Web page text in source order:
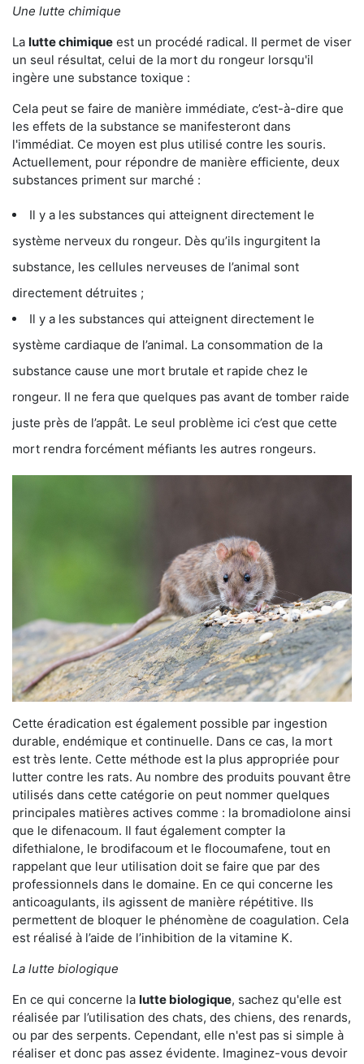
Une lutte chimique
La lutte chimique est un procédé radical. Il permet de viser
un seul résultat, celui de la mort du rongeur lorsqu'il
ingère une substance toxique :
Cela peut se faire de manière immédiate, c’est-à-dire que
les effets de la substance se manifesteront dans
l'immédiat. Ce moyen est plus utilisé contre les souris.
Actuellement, pour répondre de manière efficiente, deux
substances priment sur marché :
Il y a les substances qui atteignent directement le
système nerveux du rongeur. Dès qu’ils ingurgitent la
substance, les cellules nerveuses de l’animal sont
directement détruites ;
Il y a les substances qui atteignent directement le
système cardiaque de l’animal. La consommation de la
substance cause une mort brutale et rapide chez le
rongeur. Il ne fera que quelques pas avant de tomber raide
juste près de l’appât. Le seul problème ici c’est que cette
mort rendra forcément méfiants les autres rongeurs.
Cette éradication est également possible par ingestion
durable, endémique et continuelle. Dans ce cas, la mort
est très lente. Cette méthode est la plus appropriée pour
lutter contre les rats. Au nombre des produits pouvant être
utilisés dans cette catégorie on peut nommer quelques
principales matières actives comme : la bromadiolone ainsi
que le difenacoum. Il faut également compter la
difethialone, le brodifacoum et le flocoumafene, tout en
rappelant que leur utilisation doit se faire que par des
professionnels dans le domaine. En ce qui concerne les
anticoagulants, ils agissent de manière répétitive. Ils
permettent de bloquer le phénomène de coagulation. Cela
est réalisé à l’aide de l’inhibition de la vitamine K.
La lutte biologique
En ce qui concerne la lutte biologique, sachez qu'elle est
réalisée par l’utilisation des chats, des chiens, des renards,
ou par des serpents. Cependant, elle n'est pas si simple à
réaliser et donc pas assez évidente. Imaginez-vous devoir